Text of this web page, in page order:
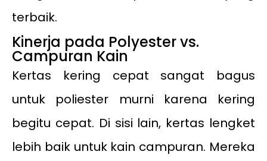
terbaik.
Kinerja pada Polyester vs.
Campuran Kain
Kertas kering cepat sangat bagus
untuk poliester murni karena kering
begitu cepat. Di sisi lain, kertas lengket
lebih baik untuk kain campuran. Mereka